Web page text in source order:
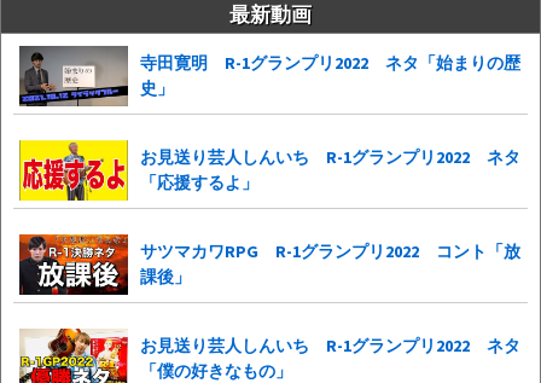
最新動画
寺田寛明 R-1グランプリ2022 ネタ「始まりの歴
史」
お見送り芸人しんいち R-1グランプリ2022 ネタ
「応援するよ」
サツマカワRPG R-1グランプリ2022 コント「放
課後」
お見送り芸人しんいち R-1グランプリ2022 ネタ
「僕の好きなもの」